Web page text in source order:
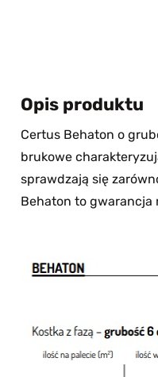
Opis produktu
Certus Behaton o
brukowe
sprawdzają się
Behaton to gwarancja